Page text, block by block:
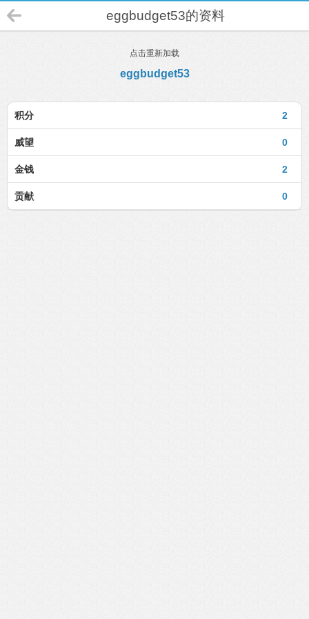
eggbudget53的资料
点击重新加载
eggbudget53
2
积分
0
威望
2
金钱
0
贡献